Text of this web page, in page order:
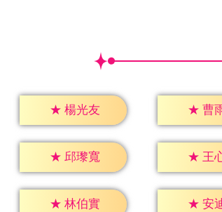
★ 楊光友 ★ 曹
★ 邱瓈寬 ★ 王
★ 林伯實 ★ 安